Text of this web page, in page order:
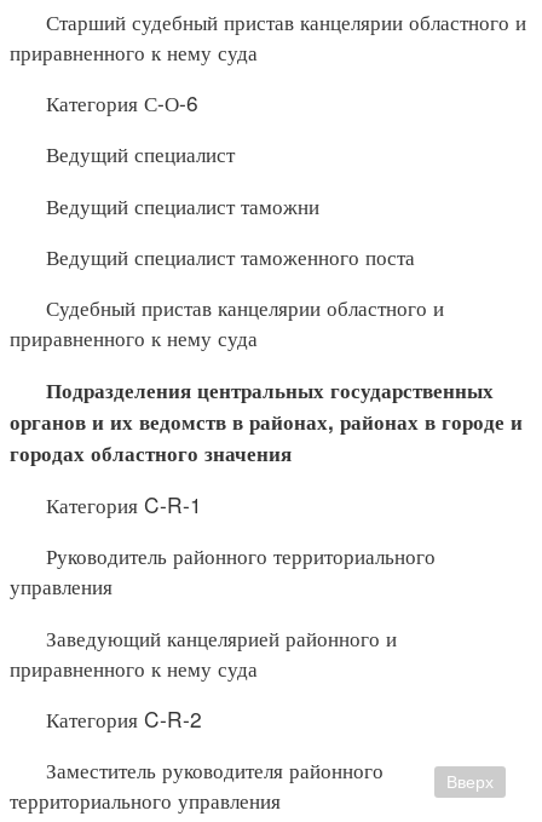
Старший судебный пристав канцелярии областного и
приравненного к нему суда
Категория С-О-6
Ведущий специалист
Ведущий специалист таможни
Ведущий специалист таможенного поста
Судебный пристав канцелярии областного и
приравненного к нему суда
Подразделения центральных государственных
органов и их ведомств в районах, районах в городе и
городах областного значения
Категория C-R-1
Руководитель районного территориального
управления
Заведующий канцелярией районного и
приравненного к нему суда
Категория C-R-2
Заместитель руководителя районного
территориального управления
Вверх